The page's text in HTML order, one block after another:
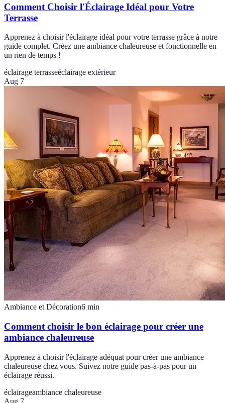
Comment Choisir l'Éclairage Idéal pour Votre
Terrasse
Apprenez à choisir l'éclairage idéal pour votre terrasse grâce à notre
guide complet. Créez une ambiance chaleureuse et fonctionnelle en
un rien de temps !
éclairage terrasseéclairage extérieur
Aug 7
Ambiance et Décoration6 min
Comment choisir le bon éclairage pour créer une
ambiance chaleureuse
Apprenez à choisir l'éclairage adéquat pour créer une ambiance
chaleureuse chez vous. Suivez notre guide pas-à-pas pour un
éclairage réussi.
éclairageambiance chaleureuse
Aug 7